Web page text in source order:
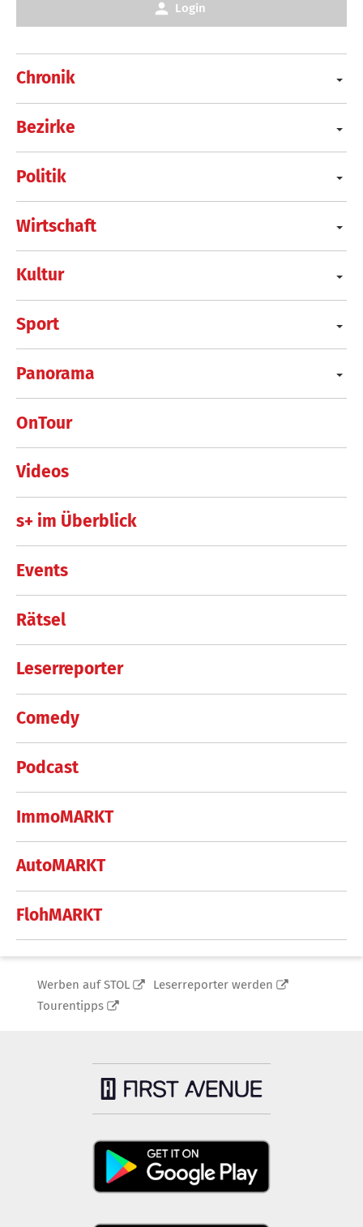
Chronik
Bezirke
Politik
Wirtschaft
Kultur
Sport
Panorama
OnTour
Videos
s+ im Überblick
Events
Rätsel
Leserreporter
Comedy
Podcast
ImmoMARKT
AutoMARKT
FlohMARKT
Login
Werben auf STOL
Leserreporter werden
Tourentipps